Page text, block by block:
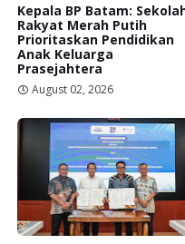
Kepala BP Batam:
Rakyat Merah Putih
Prioritaskan Pendidikan
Anak Keluarga
Prasejahtera
August 02, 2026